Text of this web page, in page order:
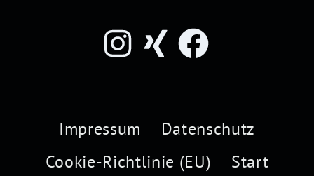
Impressum
Datenschutz
Cookie-Richtlinie (EU)
Start